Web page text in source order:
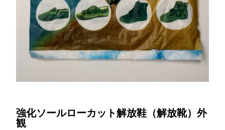
強化ソールローカット解放鞋（解放靴）外
観